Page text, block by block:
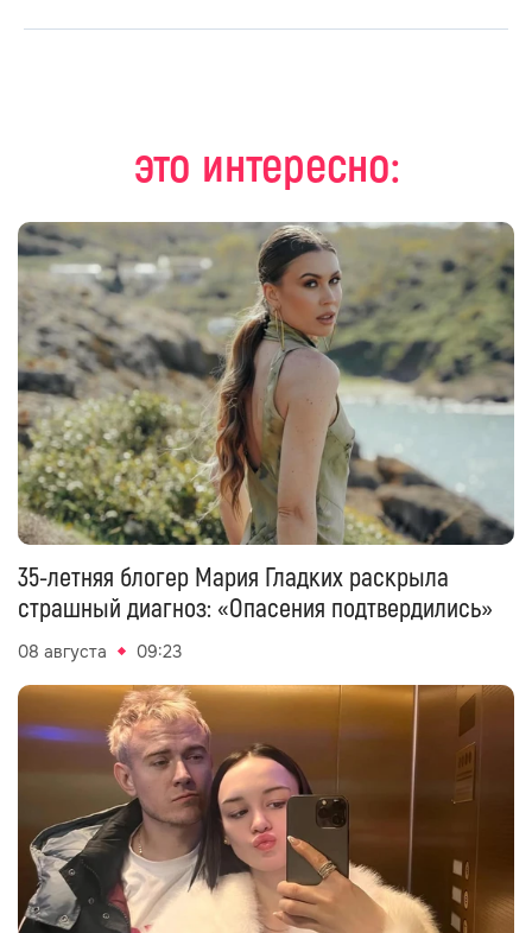
это интересно:
35-летняя блогер Мария Гладких раскрыла
страшный диагноз: «Опасения подтвердились»
08 августа 09:23